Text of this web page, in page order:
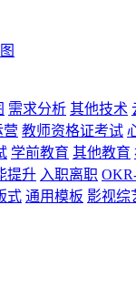
需求分析 其他技术
营 教师资格证考试
学前教育 其他教育
提升 入职离职
式 通用模板 影视综